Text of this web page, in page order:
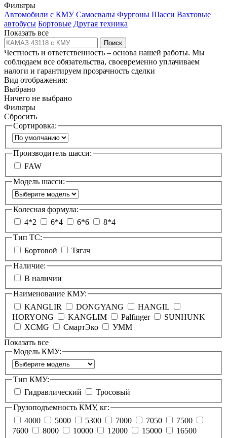
Фильтры
Автомобили с КМУ Самосвалы Фургоны Шасси Вахтовые
автобусы Бортовые Другая техника
Показать все
Поиск
Честность и ответственность – основа нашей работы. Мы
соблюдаем все обязательства, своевременно уплачиваем
налоги и гарантируем прозрачность сделки
Вид отображения:
Выбрано
Ничего не выбрано
Фильтры
Сбросить
Сортировка:
Производитель шасси:
FAW
Модель шасси:
Колесная формула:
4*2
6*4 6*6
8*4
Тип ТС:
Бортовой
Тягач
Наличие:
В наличии
Наименование КМУ:
KANGLIR
DONGYANG
HANGIL
HORYONG
KANGLIM Palfinger
SUNHUNK
XCMG
СмартЭко
УММ
Показать все
Модель КМУ:
Тип КМУ:
Гидравлический
Тросовый
Грузоподъемность КМУ, кг:
4000
5000 5300 7000 7050
7500
7600
8000 10000 12000 15000 16500